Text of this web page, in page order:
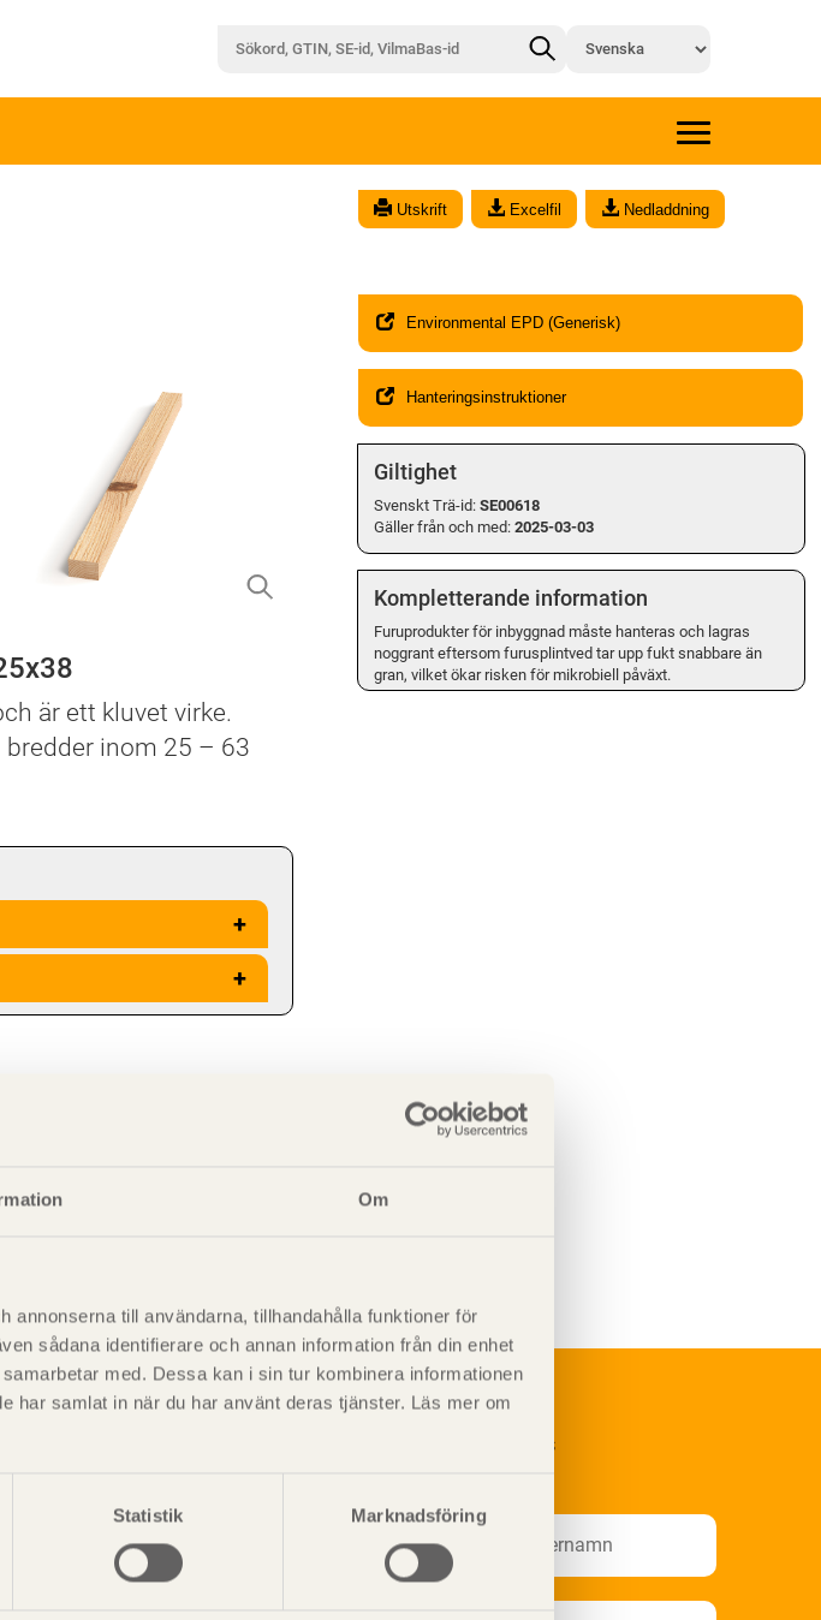
Om
annonserna till användarna, tillhandahålla funktioner för
sådana identifierare och annan information från din enhet
med. Dessa kan i sin tur kombinera informationen
har samlat in när du har använt deras tjänster. Läs mer om
Statistik Marknadsföring
Utskrift Excelfil Nedladdning
är ett kluvet virke.
inom 25 – 63
+
+
Environmental EPD (Generisk)
Hanteringsinstruktioner
Giltighet
Svenskt Trä-id: SE00618
Gäller från och med:2025-03-03
Kompletterande information
Furuprodukter för inbyggnad måste hanteras och lagras
noggrant eftersom furusplintved tar upp fukt snabbare än
gran, vilket ökar risken för mikrobiell påväxt.
och deras
Prenumerera på Svenskt Träs